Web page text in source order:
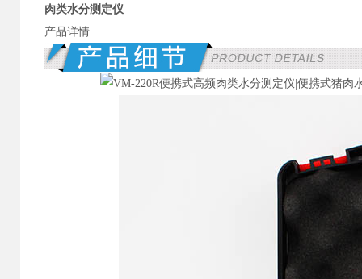
肉类水分测定仪
产品详情